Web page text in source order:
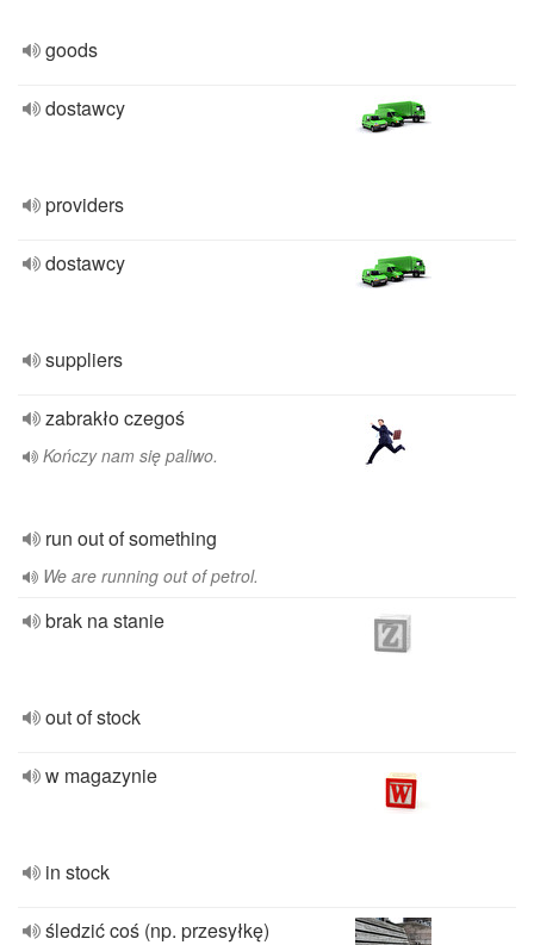
goods
dostawcy
providers
dostawcy
suppliers
zabrakło czegoś
Kończy nam się paliwo.
run out of something
We are running out of petrol.
brak na stanie
out of stock
w magazynie
in stock
śledzić coś (np. przesyłkę)